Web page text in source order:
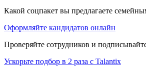
Какой соцпакет вы предлагаете
Оформляйте кандидатов онлайн
Проверяйте сотрудников и
Ускорьте подбор в 2 раза с Talantix